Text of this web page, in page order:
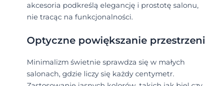
akcesoria podkreślą elegancję i prostotę salonu,
nie tracąc na funkcjonalności.
Optyczne powiększanie przestrzeni
Minimalizm świetnie sprawdza się w małych
salonach, gdzie liczy się każdy centymetr.